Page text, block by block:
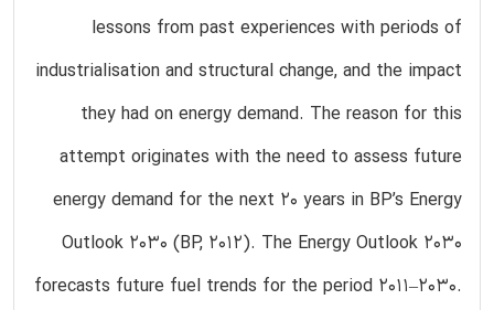
lessons from past experiences with periods of
industrialisation and structural change, and the impact
they had on energy demand. The reason for this
attempt originates with the need to assess future
energy demand for the next 20 years in BP’s Energy
Outlook 2030 (BP, 2012). The Energy Outlook 2030
forecasts future fuel trends for the period 2011–2030.